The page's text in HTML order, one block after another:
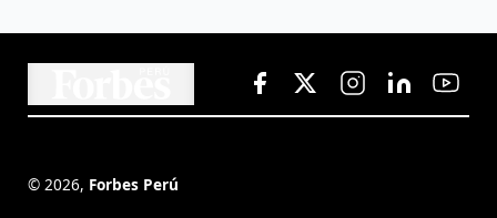
© 2026, Forbes Perú